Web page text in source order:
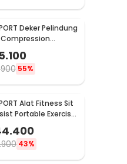
Deker Pelindung
55%
Alat Fitness Sit
Portable Exercise
43%